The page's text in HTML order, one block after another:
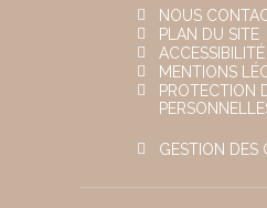
NOUS
PLAN DU SITE
ACCESSIBILITÉ
MENTIONS
PROTECTION
GESTION DES